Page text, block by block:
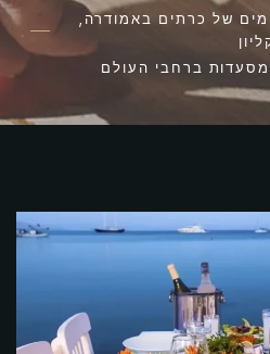
של כרתים באמודרה,
ברחבי העולם